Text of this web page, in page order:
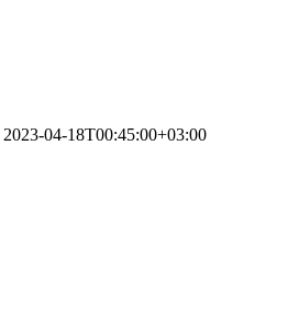
2023-04-18T00:45:00+03:00